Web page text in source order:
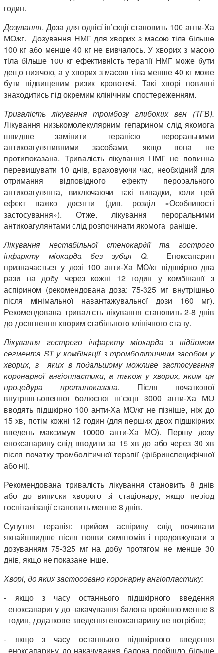
годин.
Дозування. Доза для однієї ін’єкції становить 100 анти-Ха
МО/кг. Дозування НМГ для хворих з масою тіла більше
100 кг або менше 40 кг не вивчалось. У хворих з масою
тіла більше 100 кг ефективність терапії НМГ може бути
дещо нижчою, а у хворих з масою тіла менше 40 кг може
бути підвищеним ризик кровотечі. Такі хворі повинні
знаходитись під окремим клінічним спостереженням.
Тривалість лікування тромбозу глибоких вен (ТГВ).
Лікування низькомолекулярним гепарином слід якомога
швидше замінити терапією пероральними
антикоагулятивними засобами, якщо вона не
протипоказана. Тривалість лікування НМГ не повинна
перевищувати 10 днів, враховуючи час, необхідний для
отримання відповідного ефекту перорального
антикоагулянта, виключаючи такі випадки, коли цей
ефект важко досягти (див. розділ «Особливості
застосування»). Отже, лікування пероральними
антикоагулянтами слід розпочинати якомога раніше.
Лікування нестабільної стенокардії та гострого
інфаркту міокарда без зубця Q.
Еноксапарин
призначається у дозі 100 анти-Ха МО/кг підшкірно два
рази на добу через кожні 12 годин у комбінації з
аспірином (рекомендована доза: 75-325 мг внутрішньо
після мінімальної навантажувальної дози 160 мг).
Рекомендована тривалість лікування становить 2-8 днів
до досягнення хворим стабільного клінічного стану.
Лікування гострого інфаркту міокарда з підйомом
сегмента ST у комбінації з тромболітичним засобом у
хворих, в яких в подальшому можливе застосування
коронарної ангіопластики, а також у хворих, яким ця
процедура протипоказана. Після початкової
внутрішньовенної болюсної ін’єкції 3000 анти-Ха МО
вводять підшкірно 100 анти-Ха МО/кг не пізніше, ніж до
15 хв, потім кожні 12 годин (для перших двох підшкірних
введень максимум 10000 анти-Ха МО). Першу дозу
еноксапарину слід вводити за 15 хв до або через 30 хв
після початку тромболітичної терапії (фібринспецифічної
або ні).
Рекомендована тривалість лікування становить 8 днів
або до виписки хворого зі стаціонару, якщо період
госпіталізації становить менше 8 днів.
Супутня терапія: прийом аспірину слід починати
якнайшвидше після появи симптомів і продовжувати з
дозуванням 75-325 мг на добу протягом не менше 30
днів, якщо не показане інше.
Хворі, до яких застосовано коронарну ангіопластику:
- якщо з часу останнього підшкірного введення
еноксапарину до накачування балона пройшло менше 8
годин, додаткове введення еноксапарину не потрібне;
- якщо з часу останнього підшкірного введення
еноксапарину до накачування балона пройшло більше